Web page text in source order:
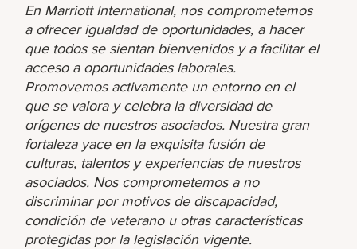
En Marriott International, nos comprometemos
a ofrecer igualdad de oportunidades, a hacer
que todos se sientan bienvenidos y a facilitar el
acceso a oportunidades laborales.
Promovemos activamente un entorno en el
que se valora y celebra la diversidad de
orígenes de nuestros asociados. Nuestra gran
fortaleza yace en la exquisita fusión de
culturas, talentos y experiencias de nuestros
asociados. Nos comprometemos a no
discriminar por motivos de discapacidad,
condición de veterano u otras características
protegidas por la legislación vigente.